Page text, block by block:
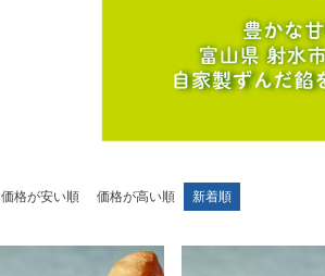
価格が安い順 価格が高い順 新着順